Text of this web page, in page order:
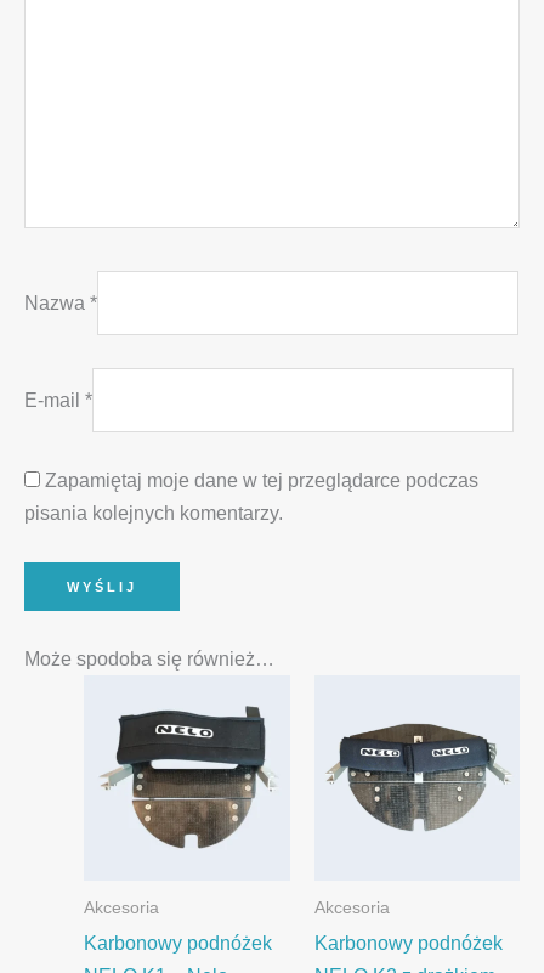
Nazwa *
E-mail *
Zapamiętaj moje dane w tej przeglądarce podczas
pisania kolejnych komentarzy.
Może spodoba się również…
Akcesoria
Karbonowy podnóżek
Akcesoria
Karbonowy podnóżek